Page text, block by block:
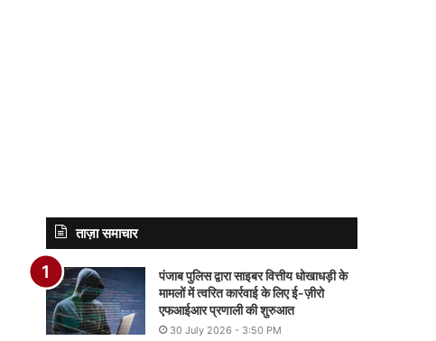
ताज़ा समाचार
पंजाब पुलिस द्वारा साइबर वित्तीय धोखाधड़ी के
मामलों में त्वरित कार्रवाई के लिए ई-ज़ीरो
एफआईआर प्रणाली की शुरुआत
30 July 2026 - 3:50 PM